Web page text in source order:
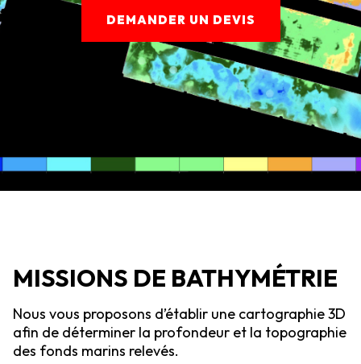
DEMANDER UN DEVIS
MISSIONS DE BATHYMÉTRIE
Nous vous proposons d’établir une cartographie 3D
afin de déterminer la profondeur et la topographie
des fonds marins relevés.